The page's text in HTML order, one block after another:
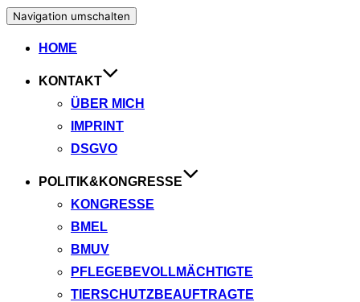
Navigation umschalten
HOME
KONTAKT
ÜBER MICH
IMPRINT
DSGVO
POLITIK&KONGRESSE
KONGRESSE
BMEL
BMUV
PFLEGEBEVOLLMÄCHTIGTE
TIERSCHUTZBEAUFTRAGTE